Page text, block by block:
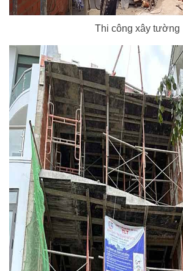
Thi công xây tường